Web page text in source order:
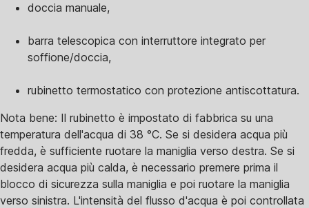
doccia manuale,
barra telescopica con interruttore integrato per
soffione/doccia,
rubinetto termostatico con protezione antiscottatura.
Nota bene: Il rubinetto è impostato di fabbrica su una
temperatura dell'acqua di 38 °C. Se si desidera acqua più
fredda, è sufficiente ruotare la maniglia verso destra. Se si
desidera acqua più calda, è necessario premere prima il
blocco di sicurezza sulla maniglia e poi ruotare la maniglia
verso sinistra. L'intensità del flusso d'acqua è poi controllata